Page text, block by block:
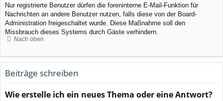
Nur registrierte Benutzer dürfen die foreninterne E-Mail-Funktion für
Nachrichten an andere Benutzer nutzen, falls diese von der Board-
Administration freigeschaltet wurde. Diese Maßnahme soll den
Missbrauch dieses Systems durch Gäste verhindern.
Nach oben
Beiträge schreiben
Wie erstelle ich ein neues Thema oder eine Antwort?